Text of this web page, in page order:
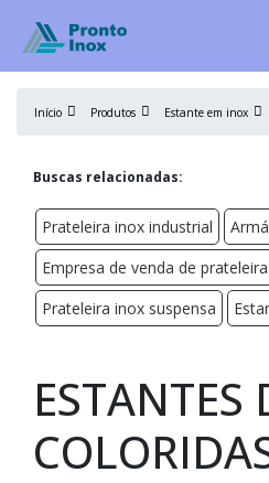
Início Produtos Estante em inox
Buscas relacionadas:
Prateleira inox industrial
Empresa de venda de
Prateleira inox suspensa
ESTANTES